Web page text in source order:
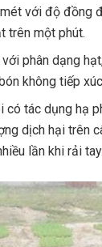
với độ đồng
trên một phút.
phân dạng
không tiếp
tác dụng hạ
dịch hại trên
lần khi rải tay.